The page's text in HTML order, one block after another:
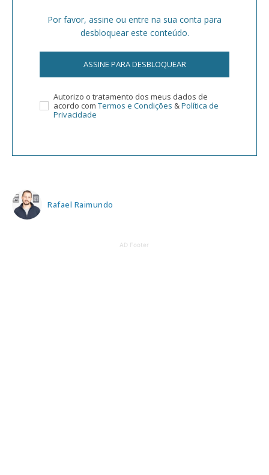
Por favor, assine ou entre na sua conta para
desbloquear este conteúdo.
ASSINE PARA DESBLOQUEAR
Autorizo o tratamento dos meus dados de
acordo com Termos e Condições &Política de
Privacidade
Rafael Raimundo
AD Footer